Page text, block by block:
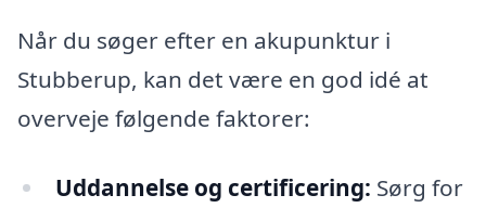
Når du søger efter en akupunktur i
Stubberup, kan det være en god idé at
overveje følgende faktorer:
Uddannelse og certificering: Sørg for